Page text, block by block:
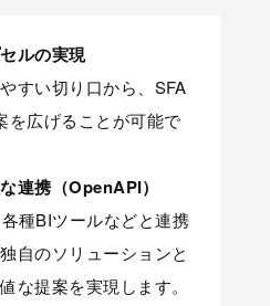
ルの実現
すい切り口から、SFA
を広げることが可能で
連携（OpenAPI）
種BIツールなどと連携
自のソリューションと
な提案を実現します。